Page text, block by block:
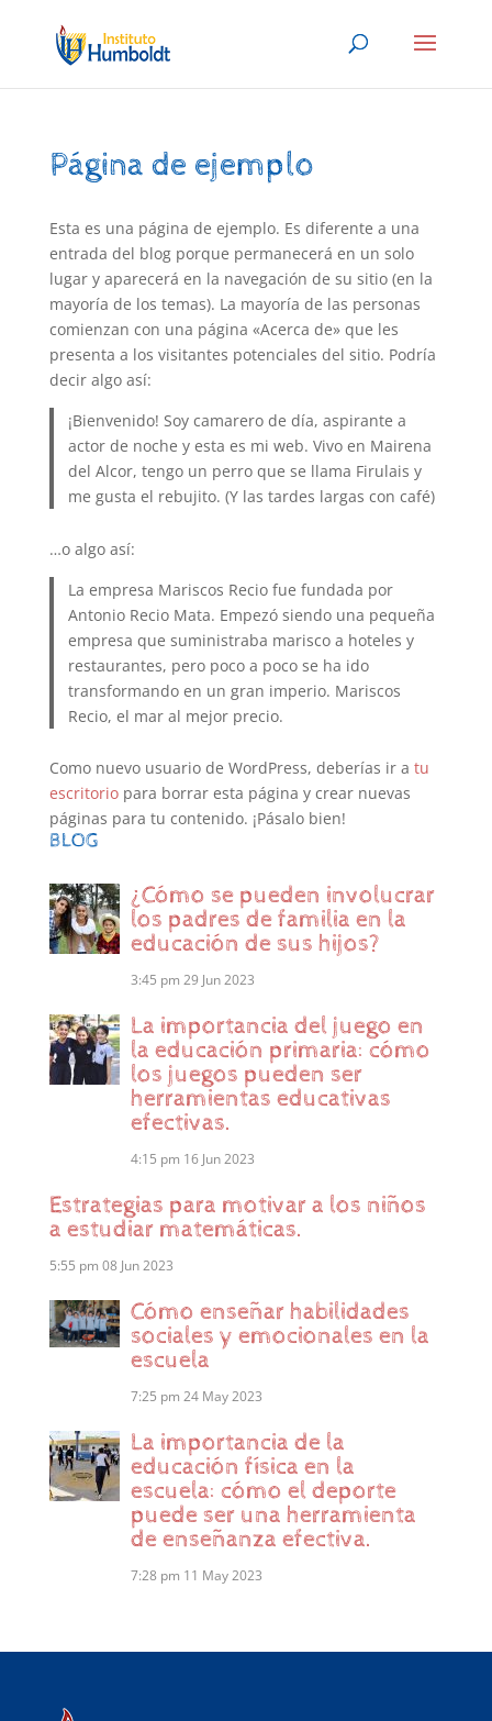
Página de ejemplo
Esta es una página de ejemplo. Es diferente a una
entrada del blog porque permanecerá en un solo
lugar y aparecerá en la navegación de su sitio (en la
mayoría de los temas). La mayoría de las personas
comienzan con una página «Acerca de» que les
presenta a los visitantes potenciales del sitio. Podría
decir algo así:
¡Bienvenido! Soy camarero de día, aspirante a
actor de noche y esta es mi web. Vivo en Mairena
del Alcor, tengo un perro que se llama Firulais y
me gusta el rebujito. (Y las tardes largas con café)
…o algo así:
La empresa Mariscos Recio fue fundada por
Antonio Recio Mata. Empezó siendo una pequeña
empresa que suministraba marisco a hoteles y
restaurantes, pero poco a poco se ha ido
transformando en un gran imperio. Mariscos
Recio, el mar al mejor precio.
Como nuevo usuario de WordPress, deberías ir a tu
escritoriopara borrar esta página y crear nuevas
páginas para tu contenido. ¡Pásalo bien!
BLOG
¿Cómo se pueden involucrar
los padres de familia en la
educación de sus hijos?
3:45 pm 29 Jun 2023
La importancia del juego en
la educación primaria: cómo
los juegos pueden ser
herramientas educativas
efectivas.
4:15 pm 16 Jun 2023
Estrategias para motivar a los niños
a estudiar matemáticas.
5:55 pm 08 Jun 2023
Cómo enseñar habilidades
sociales y emocionales en la
escuela
7:25 pm 24 May 2023
La importancia de la
educación física en la
escuela: cómo el deporte
puede ser una herramienta
de enseñanza efectiva.
7:28 pm 11 May 2023